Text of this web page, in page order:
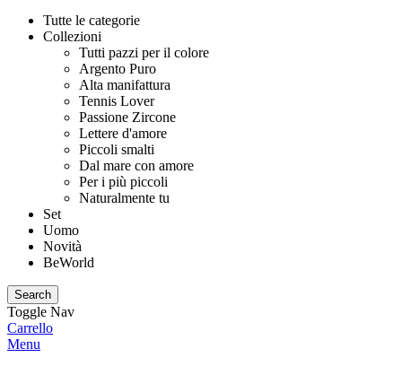
Tutte le categorie
Collezioni
Tutti pazzi per il colore
Argento Puro
Alta manifattura
Tennis Lover
Passione Zircone
Lettere d'amore
Piccoli smalti
Dal mare con amore
Per i più piccoli
Naturalmente tu
Set
Uomo
Novità
BeWorld
Search
Toggle Nav
Carrello
Menu